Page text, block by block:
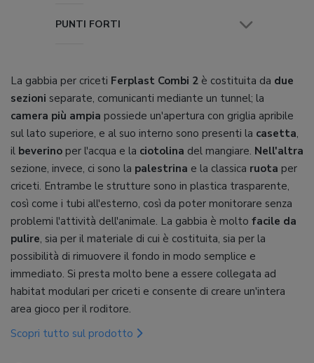
PUNTI FORTI
La gabbia per criceti Ferplast Combi 2 è costituita da due
sezioni separate, comunicanti mediante un tunnel; la
camera più ampia possiede un'apertura con griglia apribile
sul lato superiore, e al suo interno sono presenti la casetta,
il beverino per l'acqua e la ciotolina del mangiare. Nell'altra
sezione, invece, ci sono la palestrina e la classica ruota per
criceti. Entrambe le strutture sono in plastica trasparente,
così come i tubi all'esterno, così da poter monitorare senza
problemi l'attività dell'animale. La gabbia è molto facile da
pulire, sia per il materiale di cui è costituita, sia per la
possibilità di rimuovere il fondo in modo semplice e
immediato. Si presta molto bene a essere collegata ad
habitat modulari per criceti e consente di creare un'intera
area gioco per il roditore.
Scopri tutto sul prodotto